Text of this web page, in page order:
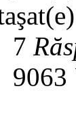
7
9063